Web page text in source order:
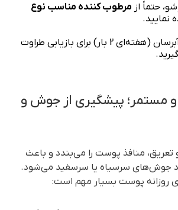
حتماً از مرطوب‌ کننده مناسب نوع
نمایید.
از ماسک‌های آبرسان (هفته‌ای 2 بار) برای بازیابی طراوت
و مستمر؛ پیشگیری از جوش و
تعریق، منافذ پوست را می‌بندد و باعث
جوش‌های سرسیاه یا سرسفید می‌شود.
روزانه پوست بسیار مهم است: